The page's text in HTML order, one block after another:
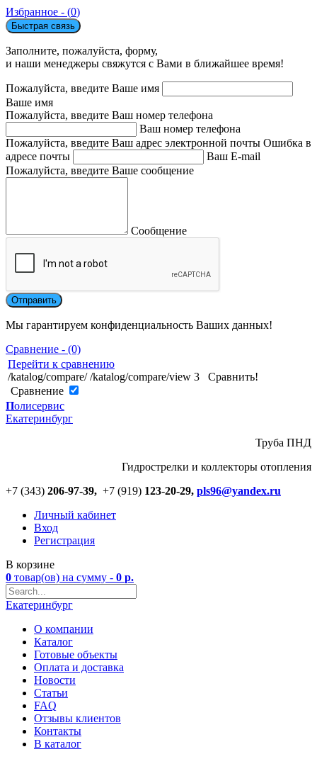
Избранное - (0)
Быстрая связь
Заполните, пожалуйста, форму,
и наши менеджеры свяжутся с Вами в ближайшее время!
Пожалуйста, введите Ваше имя
Ваше имя
Пожалуйста, введите Ваш номер телефона
Ваш номер телефона
Пожалуйста, введите Ваш адрес электронной почты Ошибка в
адресе почты
Ваш E-mail
Пожалуйста, введите Ваше сообщение
Сообщение
Мы гарантируем конфиденциальность Ваших данных!
Сравнение - (0)
Перейти к сравнению
/katalog/compare/ /katalog/compare/view 3
Сравнить!
Cравнение
Полисервис
Екатеринбург
Труба ПНД
Гидрострелки и коллекторы отопления
+7 (343) 206-97-39, +7 (919) 123-20-29, pls96@yandex.ru
Личный кабинет
Вход
Регистрация
В корзине
0 товар(ов) на сумму - 0 р.
Екатеринбург
О компании
Каталог
Готовые объекты
Оплата и доставка
Новости
Статьи
FAQ
Отзывы клиентов
Контакты
В каталог